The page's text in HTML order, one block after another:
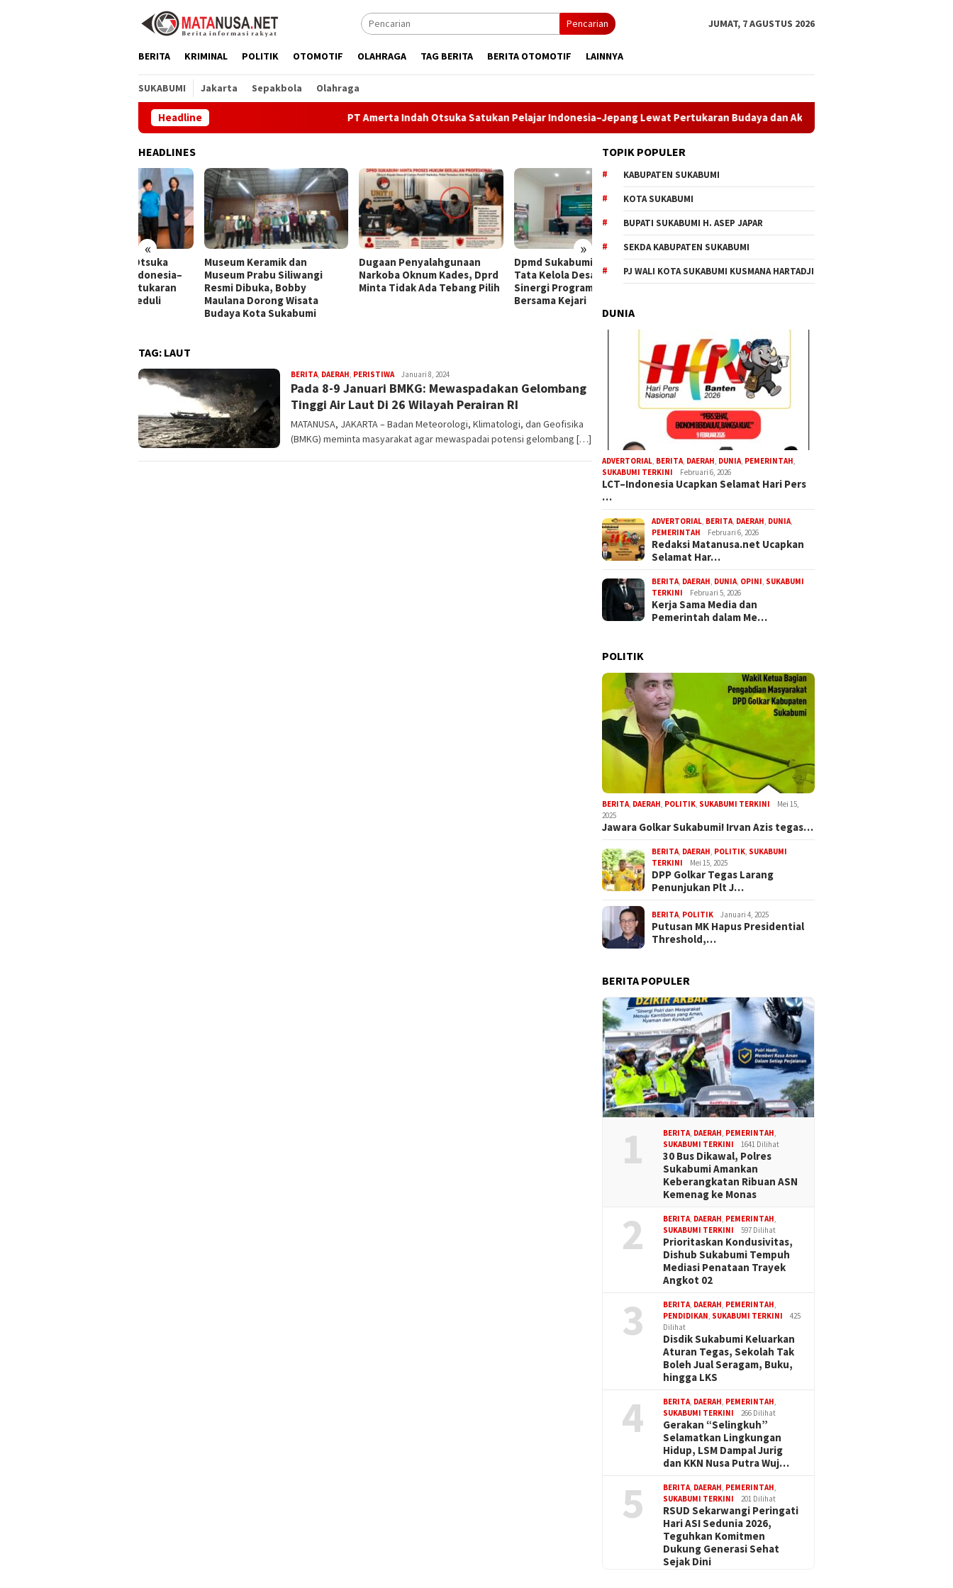
Pencarian JUMAT, 7 AGUSTUS 2026
BERITA KRIMINAL POLITIK OTOMOTIF OLAHRAGA TAG BERITA BERITA OTOMOTIF LAINNYA
SUKABUMI Jakarta Sepakbola Olahraga
Headline PT Amerta Indah Otsuka Satukan Pelajar Indonesia–Jepang Lewat Pertukaran Budaya dan Aksi Peduli Lingkungan
HEADLINES
« »
Museum Keramik dan
Museum Prabu Siliwangi
Resmi Dibuka, Bobby
Maulana Dorong Wisata
Budaya Kota Sukabumi
Dugaan Penyalahgunaan
Narkoba Oknum Kades, Dprd
Minta Tidak Ada Tebang Pilih
Dpmd Sukabumi Perkuat
Tata Kelola Desa Melalui
Sinergi Program Jaga Desa
Bersama Kejari
Bupati Asep Japar Tegaskan
Komitmen Perkuat
Pembangunan dalam Rapat
PT Amerta Indah Otsuka
Satukan Pelajar Indonesia–
Jepang Lewat Pertukaran
TAG: LAUT
BERITA, DAERAH, PERISTIWASteven
Darma
Januari 8, 2024
Pada 8-9 Januari BMKG: Mewaspadakan Gelombang
Tinggi Air Laut Di 26 Wilayah Perairan RI
MATANUSA, JAKARTA – Badan Meteorologi, Klimatologi, dan Geofisika
(BMKG) meminta masyarakat agar mewaspadai potensi gelombang […]
TOPIK POPULER
KABUPATEN SUKABUMI
KOTA SUKABUMI
BUPATI SUKABUMI H. ASEP JAPAR
SEKDA KABUPATEN SUKABUMI
PJ WALI KOTA SUKABUMI KUSMANA HARTADJI
DUNIA
ADVERTORIAL BERITA DAERAH DUNIA PEMERINTAH
SUKABUMI TERKINI
Februari 6, 2026
LCT–Indonesia Ucapkan Selamat Hari Pers
…
ADVERTORIAL BERITA DAERAH DUNIA
PEMERINTAH
Februari 6, 2026
Redaksi Matanusa.net Ucapkan
Selamat Har…
BERITA DAERAH DUNIA OPINI SUKABUMI
TERKINI
Februari 5, 2026
Kerja Sama Media dan
Pemerintah dalam Me…
POLITIK
BERITA DAERAH POLITIK SUKABUMI TERKINI
Mei 15,
2025
Jawara Golkar Sukabumi! Irvan Azis tegas…
BERITA DAERAH POLITIK SUKABUMI
TERKINI
Mei 15, 2025
DPP Golkar Tegas Larang
Penunjukan Plt J…
BERITA POLITIK Januari 4, 2025
Putusan MK Hapus Presidential
Threshold,…
BERITA POPULER
1 BERITA, DAERAH, PEMERINTAH,
SUKABUMI TERKINI
1641 Dilihat
30 Bus Dikawal, Polres
Sukabumi Amankan
Keberangkatan Ribuan ASN
Kemenag ke Monas
2 BERITA, DAERAH, PEMERINTAH,
SUKABUMI TERKINI
597 Dilihat
Prioritaskan Kondusivitas,
Dishub Sukabumi Tempuh
Mediasi Penataan Trayek
Angkot 02
3 BERITA, DAERAH, PEMERINTAH,
PENDIDIKAN, SUKABUMI TERKINI
425
Dilihat
Disdik Sukabumi Keluarkan
Aturan Tegas, Sekolah Tak
Boleh Jual Seragam, Buku,
hingga LKS
4 BERITA, DAERAH, PEMERINTAH,
SUKABUMI TERKINI
266 Dilihat
Gerakan “Selingkuh”
Selamatkan Lingkungan
Hidup, LSM Dampal Jurig
dan KKN Nusa Putra Wuj…
5 BERITA, DAERAH, PEMERINTAH,
SUKABUMI TERKINI
201 Dilihat
RSUD Sekarwangi Peringati
Hari ASI Sedunia 2026,
Teguhkan Komitmen
Dukung Generasi Sehat
Sejak Dini